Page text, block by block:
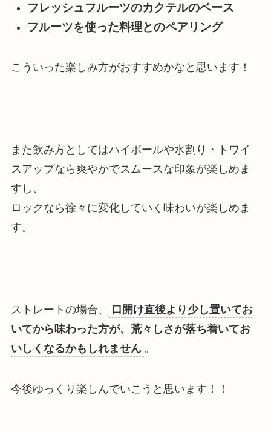
フレッシュフルーツのカクテルのベース
フルーツを使った料理とのペアリング
こういった楽しみ方がおすすめかなと思います！
また飲み方としてはハイボールや水割り・トワイ
スアップなら爽やかでスムースな印象が楽しめま
す し、
ロックなら徐々に変化していく味わいが楽しめま
す。
ストレートの場合、
口開け直後より少し置いてお
いてから味わった方が、荒々しさが落ち着いてお
いしくなるかもしれません 。
今後ゆっくり楽しんでいこうと思います！！